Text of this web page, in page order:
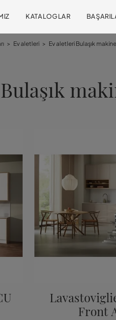
KATALOGLAR
> Ev aletleri > Ev aletleri Bulaşık
Front